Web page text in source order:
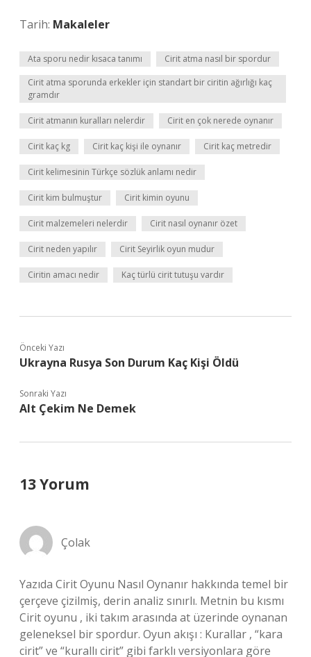
Tarih: Makaleler
Ata sporu nedir kısaca tanımı
Cirit atma nasıl bir spordur
Cirit atma sporunda erkekler için standart bir ciritin ağırlığı kaç
gramdır
Cirit atmanın kuralları nelerdir Cirit en çok nerede oynanır
Cirit kaç kg Cirit kaç kişi ile oynanır Cirit kaç metredir
Cirit kelimesinin Türkçe sözlük anlamı nedir
Cirit kim bulmuştur Cirit kimin oyunu
Cirit malzemeleri nelerdir Cirit nasıl oynanır özet
Cirit neden yapılır Cirit Seyirlik oyun mudur
Ciritin amacı nedir Kaç türlü cirit tutuşu vardır
Önceki Yazı
Ukrayna Rusya Son Durum Kaç Kişi Öldü
Sonraki Yazı
Alt Çekim Ne Demek
13 Yorum
Çolak
Yazıda Cirit Oyunu Nasıl Oynanır hakkında temel bir
çerçeve çizilmiş, derin analiz sınırlı. Metnin bu kısmı
Cirit oyunu , iki takım arasında at üzerinde oynanan
geleneksel bir spordur. Oyun akışı : Kurallar , “kara
cirit” ve “kurallı cirit” gibi farklı versiyonlara göre